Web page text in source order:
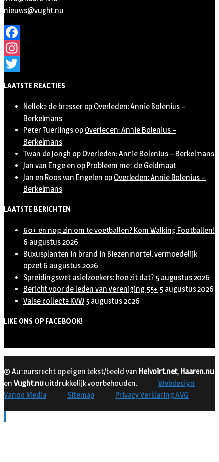
nieuws@vught.nu
Facebook
Instagram
LAATSTE REACTIES
Nelleke de bresser op Overleden: Annie Bolenius –
Berkelmans
Peter Tuerlings op Overleden: Annie Bolenius –
Berkelmans
Twan de Jongh op Overleden: Annie Bolenius – Berkelmans
Jan van Engelen op Probleem met de Geldmaat
Jan en Roos van Engelen op Overleden: Annie Bolenius –
Berkelmans
LAATSTE BERICHTEN
60+ en nog zin om te voetballen? Kom Walking Footballen!
6 augustus 2026
Buxusplanten in brand in Biezenmortel, vermoedelijk
opzet 6 augustus 2026
Spreidingswet asielzoekers: hoe zit dat? 5 augustus 2026
Bericht voor de leden van Vereniging 55+ 5 augustus 2026
Valse collecte KVW 5 augustus 2026
LIKE ONS OP FACEBOOK!
© Auteursrecht op eigen tekst/beeld van Helvoirt.net, Haaren.nu
en Vught.nu uitdrukkelijk voorbehouden.
Webdesign
Vanoo Media
Sitemap Privacy Verklaring AVG